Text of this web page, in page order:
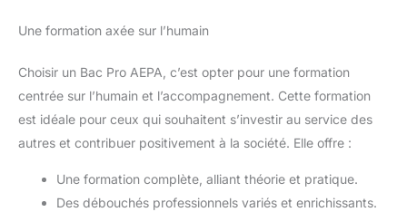
Une formation axée sur l’humain
Choisir un Bac Pro AEPA, c’est opter pour une formation
centrée sur l’humain et l’accompagnement. Cette formation
est idéale pour ceux qui souhaitent s’investir au service des
autres et contribuer positivement à la société. Elle offre :
Une formation complète, alliant théorie et pratique.
Des débouchés professionnels variés et enrichissants.